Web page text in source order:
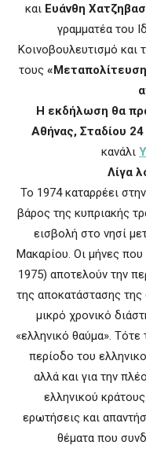
και Ευάνθη
γραμματέα του
Κοινοβουλευτισμό και
τους
Η εκδήλωση θα
Αθήνας, Σταδίου 24
κανάλι
Λίγα
Το 1974 καταρρέει
βάρος της κυπριακής
εισβολή στο νησί
Μακαρίου. Οι µήνες που
1975) αποτελούν την
της αποκατάστασης της
µικρό χρονικό
«ελληνικό θαύµα». Τότε
περίοδο του
αλλά και για την
ελληνικού
ερωτήσεις και
θέµατα που